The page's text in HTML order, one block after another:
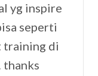
yg inspire
seperti
training di
thanks